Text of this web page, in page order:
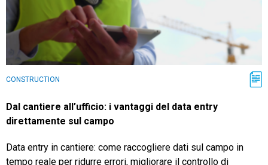
CONSTRUCTION
Dal cantiere all’ufficio: i vantaggi del data entry
direttamente sul campo
Data entry in cantiere: come raccogliere dati sul campo in
tempo reale per ridurre errori, migliorare il controllo di